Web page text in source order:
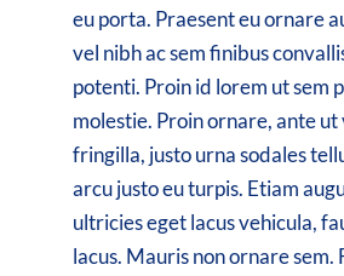
eu porta. Praesent eu ornare
vel nibh ac sem finibus
potenti. Proin id lorem ut sem
molestie. Proin ornare, ante ut
fringilla, justo urna sodales
arcu justo eu turpis. Etiam
ultricies eget lacus vehicula,
lacus. Mauris non ornare sem.